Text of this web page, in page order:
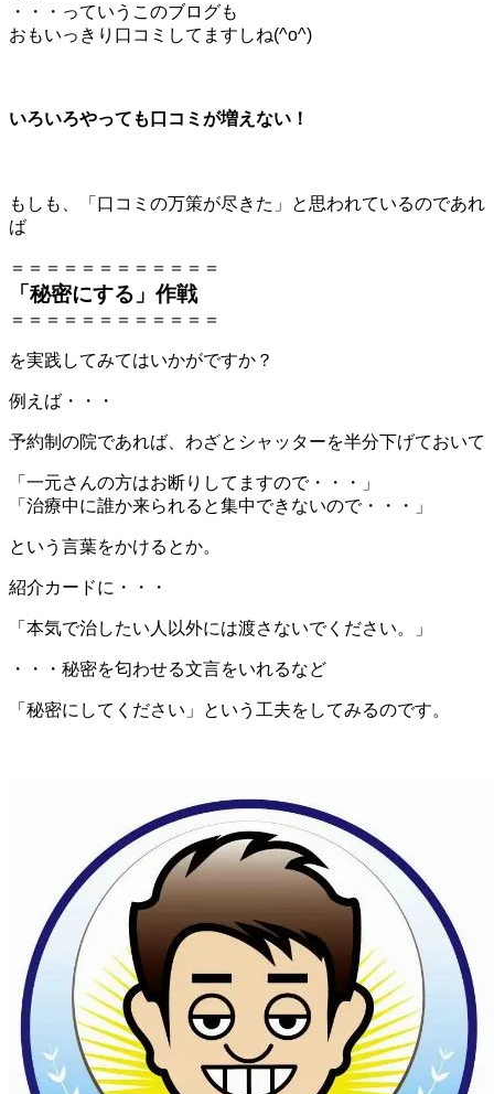
・・・っていうこのブログも
おもいっきり口コミしてますしね(^o^)
いろいろやっても口コミが増えない！
もしも、「口コミの万策が尽きた」と思われているのであれ
ば
＝＝＝＝＝＝＝＝＝＝＝＝
「秘密にする」作戦
＝＝＝＝＝＝＝＝＝＝＝＝
を実践してみてはいかがですか？
例えば・・・
予約制の院であれば、わざとシャッターを半分下げておいて
「一元さんの方はお断りしてますので・・・」
「治療中に誰か来られると集中できないので・・・」
という言葉をかけるとか。
紹介カードに・・・
「本気で治したい人以外には渡さないでください。」
・・・秘密を匂わせる文言をいれるなど
「秘密にしてください」という工夫をしてみるのです。